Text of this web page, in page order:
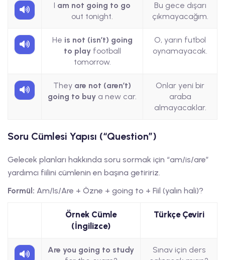
I am not going to go
out tonight.
Bu gece dışarı
çıkmayacağım.
He is not (isn’t) going
to playfootball
tomorrow.
O, yarın futbol
oynamayacak.
They are not (aren’t)
going to buy a new car.
Onlar yeni bir
araba
almayacaklar.
Soru Cümlesi Yapısı (“Question”)
Gelecek planları hakkında soru sormak için “am/is/are”
yardımcı fiilini cümlenin en başına getiririz.
Formül: Am/Is/Are + Özne + going to + Fiil (yalın hali)?
Örnek Cümle
(İngilizce)
Türkçe Çeviri
Are you going to study
Sınav için ders